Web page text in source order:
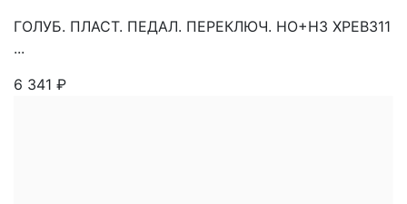
ГОЛУБ. ПЛАСТ. ПЕДАЛ. ПЕРЕКЛЮЧ. НО+НЗ XPEB311
...
6 341 ₽